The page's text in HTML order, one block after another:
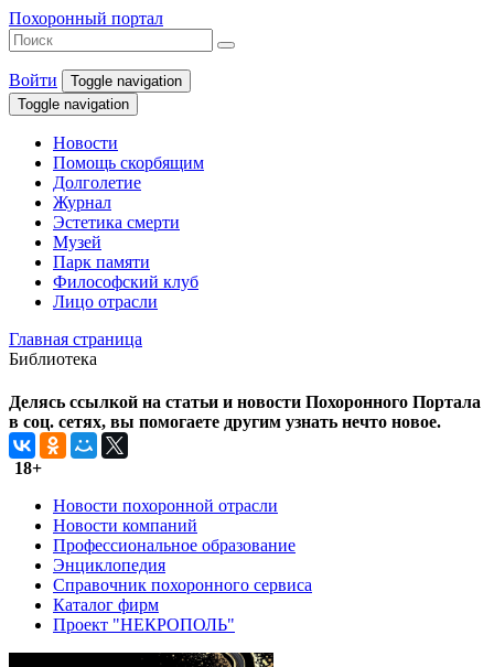
Похоронный портал
Войти
Toggle navigation
Toggle navigation
Новости
Помощь скорбящим
Долголетие
Журнал
Эстетика смерти
Музей
Парк памяти
Философский клуб
Лицо отрасли
Главная страница
Библиотека
Делясь ссылкой на статьи и новости Похоронного Портала
в соц. сетях, вы помогаете другим узнать нечто новое.
18+
Новости похоронной отрасли
Новости компаний
Профессиональное образование
Энциклопедия
Справочник похоронного сервиса
Каталог фирм
Проект "НЕКРОПОЛЬ"